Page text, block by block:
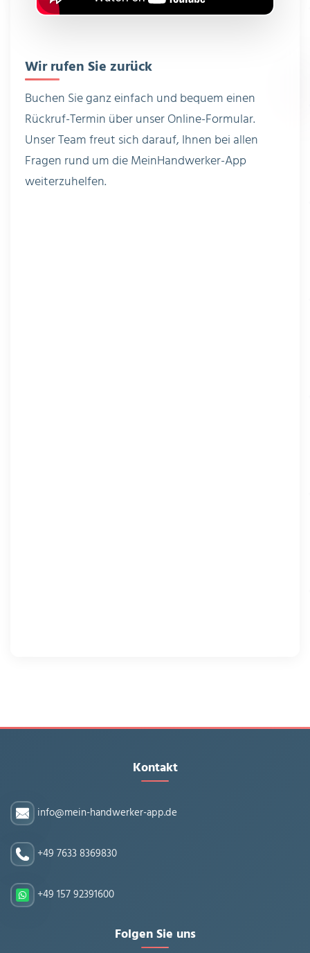
Wir rufen Sie zurück
Buchen Sie ganz einfach und bequem einen
Rückruf-Termin über unser Online-Formular.
Unser Team freut sich darauf, Ihnen bei allen
Fragen rund um die MeinHandwerker-App
weiterzuhelfen.
Kontakt
info@mein-handwerker-app.de
+49 7633 8369830
+49 157 92391600
Folgen Sie uns